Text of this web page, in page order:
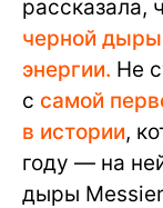
рассказала,
черной
энергии. Не
с самой
в истории,
году — на
дыры